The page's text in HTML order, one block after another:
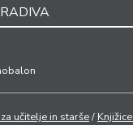
učitelje in starše/